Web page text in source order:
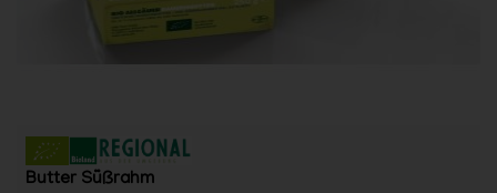
Butter Süßrahm